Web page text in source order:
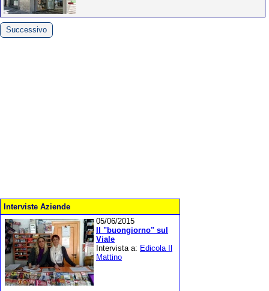
Successivo
Interviste Aziende
05/06/2015
Il "buongiorno" sul
Viale
Intervista a: Edicola Il
Mattino